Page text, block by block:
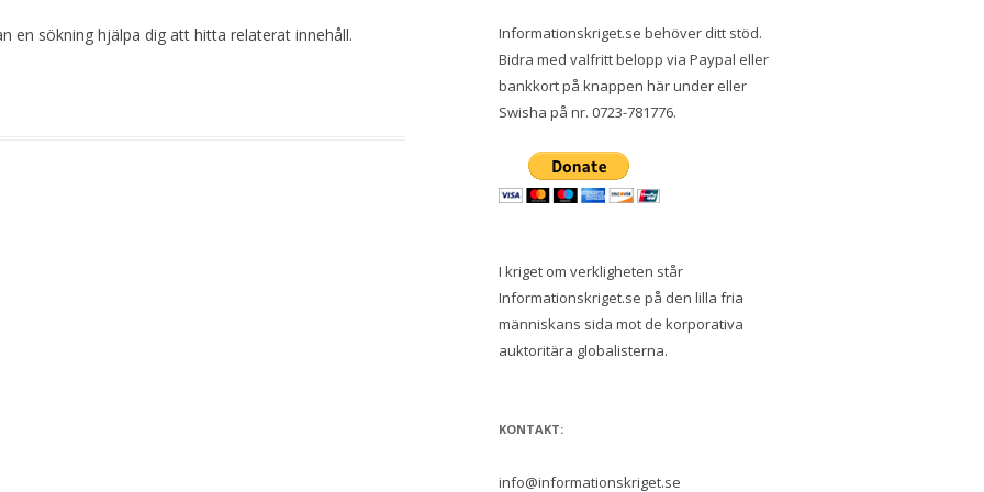
en sökning hjälpa dig att hitta relaterat innehåll.
Informationskriget.se behöver ditt stöd.
Bidra med valfritt belopp via Paypal eller
bankkort på knappen här under eller
Swisha på nr. 0723-781776.
I kriget om verkligheten står
Informationskriget.se på den lilla fria
människans sida mot de korporativa
auktoritära globalisterna.
KONTAKT:
info@informationskriget.se